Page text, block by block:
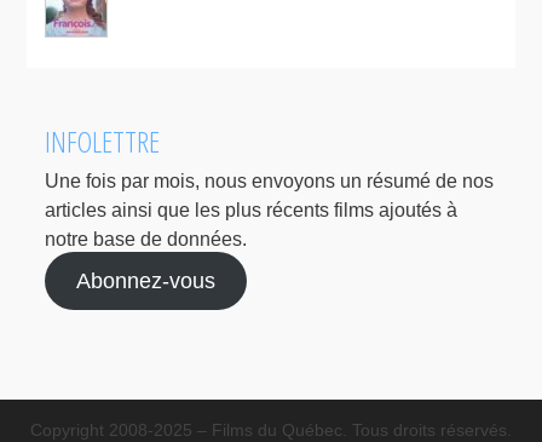
INFOLETTRE
Une fois par mois, nous envoyons un résumé de nos
articles ainsi que les plus récents films ajoutés à
notre base de données.
Abonnez-vous
Copyright 2008-2025 – Films du Québec. Tous droits réservés.